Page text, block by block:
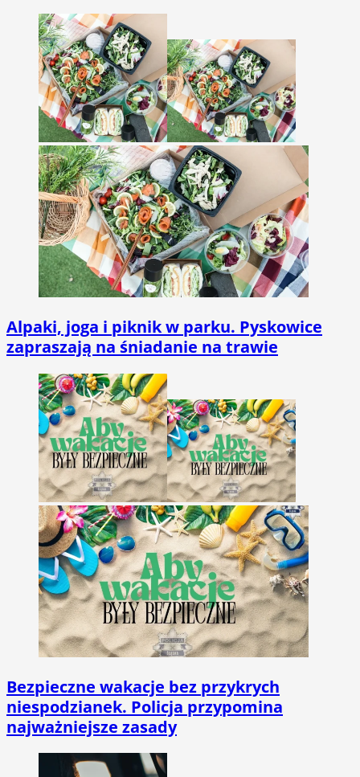
Alpaki, joga i piknik w parku. Pyskowice
zapraszają na śniadanie na trawie
Bezpieczne wakacje bez przykrych
niespodzianek. Policja przypomina
najważniejsze zasady